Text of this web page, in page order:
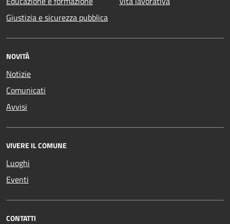
Giustizia e sicurezza pubblica
NOVITÀ
Notizie
Comunicati
Avvisi
VIVERE IL COMUNE
Luoghi
Eventi
CONTATTI